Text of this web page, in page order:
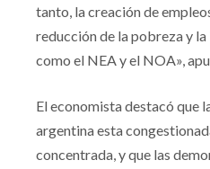
tanto, la creación de
reducción de la pobreza y
como el NEA y el NOA»,
El economista destacó que
argentina esta
concentrada, y que las